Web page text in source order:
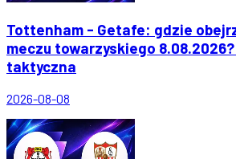
Tottenham - Getafe: gdzie
meczu towarzyskiego
taktyczna
2026-08-08